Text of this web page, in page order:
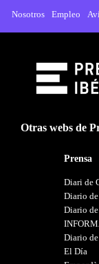
Nosotros Empleo
Otras webs de
Prensa
Diari de
Diario
Diario
Diario
El Día